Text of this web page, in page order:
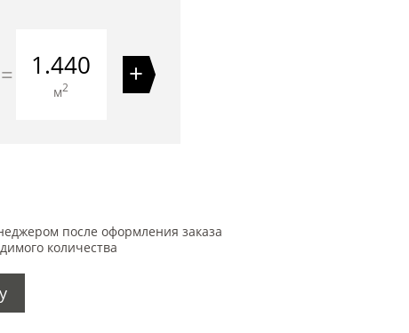
= 1.440
м2 +
после оформления заказа
количества